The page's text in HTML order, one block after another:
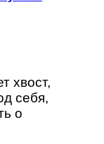
хвост,
себя,
о